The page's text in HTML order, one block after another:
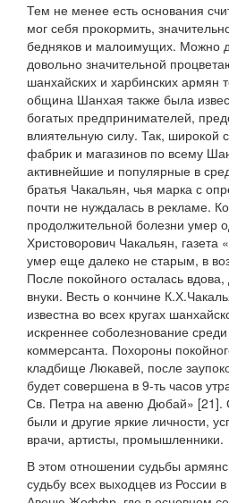
Тем не менее есть основания
мог себя прокормить,
бедняков и малоимущих. Можно
довольно значительной
шанхайских и харбинских армян
община Шанхая также была
богатых предпринимателей,
влиятельную силу. Так, широкой
фабрик и магазинов по всему
активнейшие и популярные в
братья Чакальян, чья марка с
почти не нуждалась в рекламе.
продолжительной болезни умер
Христоворович Чакальян,
умер еще далеко не старым, в
После покойного осталась
внуки. Весть о кончине
известна во всех кругах
искреннее соболезнование
коммерсанта. Похороны
кладбище Люкавей, после
будет совершена в 9-ть часов
Св. Петра на авеню Дюбай»
были и другие яркие личности,
врачи, артисты, промышленники.
В этом отношении судьбы
судьбу всех выходцев из России